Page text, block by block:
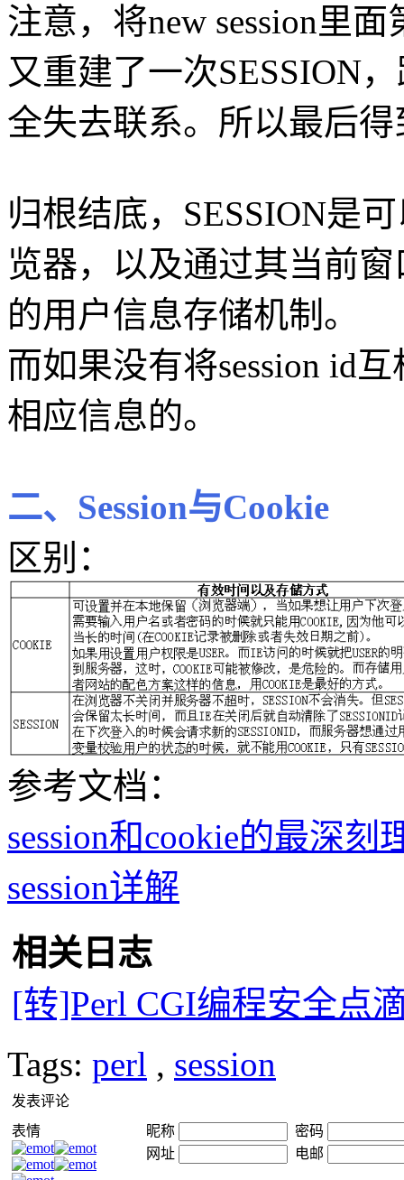
注意，将new session里
又重建了一次SESSION
全失去联系。所以最后
归根结底，SESSION是
览器，以及通过其当前
的用户信息存储机制。
而如果没有将session id
相应信息的。
二、Session与Cookie
区别：
参考文档：
session和cookie的最深刻
session详解
相关日志
[转]Perl CGI编程安全点
Tags: perl , session
发表评论
表情
昵称
密码
网址
电邮